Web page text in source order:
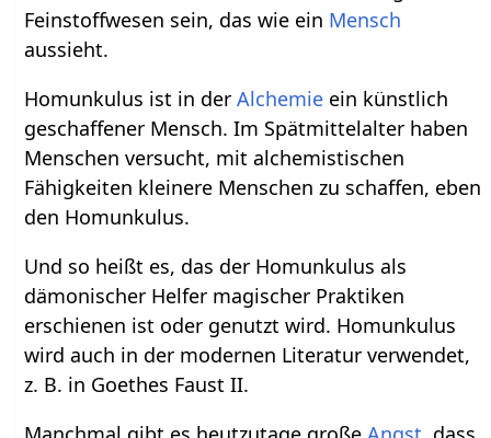
Feinstoffwesen sein, das wie ein Mensch
aussieht.
Homunkulus ist in derAlchemie ein künstlich
geschaffener Mensch. Im Spätmittelalter haben
Menschen versucht, mit alchemistischen
Fähigkeiten kleinere Menschen zu schaffen, eben
den Homunkulus.
Und so heißt es, das der Homunkulus als
dämonischer Helfer magischer Praktiken
erschienen ist oder genutzt wird. Homunkulus
wird auch in der modernen Literatur verwendet,
z. B. in Goethes Faust II.